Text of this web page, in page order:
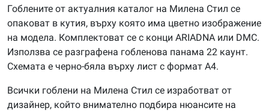
Гоблените от актуалния каталог на Милена Стил се
опаковат в кутия, върху която има цветно изображение
на модела. Комплектоват се с конци ARIADNA или DMC.
Използва се разграфена гобленова панама 22 каунт.
Схемата е черно-бяла върху лист с формат А4.
Всички гоблени на Милена Стил се изработват от
дизайнер, който внимателно подбира нюансите на